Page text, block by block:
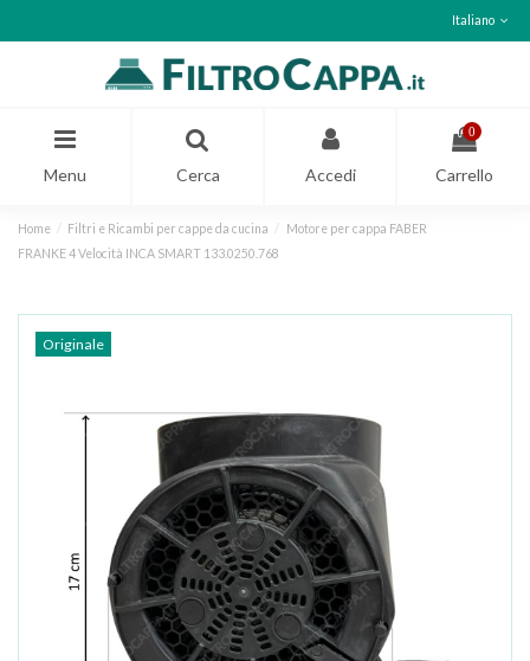
Italiano
Menu Cerca Accedi
0
Carrello
Home Filtri e Ricambi per cappe da cucina
Motore per cappa FABER
FRANKE 4 Velocità INCA SMART 133.0250.768
Originale